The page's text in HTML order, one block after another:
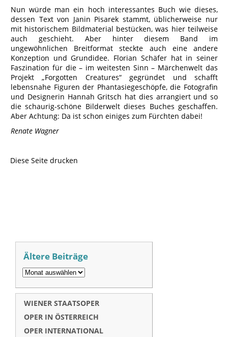
Nun würde man ein hoch interessantes Buch wie dieses,
dessen Text von Janin Pisarek stammt, üblicherweise nur
mit historischem Bildmaterial bestücken, was hier teilweise
auch geschieht. Aber hinter diesem Band im
ungewöhnlichen Breitformat steckte auch eine andere
Konzeption und Grundidee. Florian Schäfer hat in seiner
Faszination für die – im weitesten Sinn – Märchenwelt das
Projekt „Forgotten Creatures“ gegründet und schafft
lebensnahe Figuren der Phantasiegeschöpfe, die Fotografin
und Designerin Hannah Gritsch hat dies arrangiert und so
die schaurig-schöne Bilderwelt dieses Buches geschaffen.
Aber Achtung: Da ist schon einiges zum Fürchten dabei!
Renate Wagner
Diese Seite drucken
Ältere Beiträge
WIENER STAATSOPER
OPER IN ÖSTERREICH
OPER INTERNATIONAL